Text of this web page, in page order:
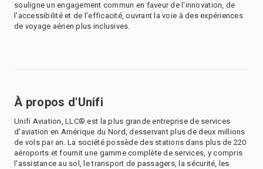
souligne un engagement commun en faveur de l'innovation, de
l'accessibilité et de l'efficacité, ouvrant la voie à des expériences
de voyage aérien plus inclusives.
À propos d'Unifi
Unifi Aviation, LLC® est la plus grande entreprise de services
d'aviation en Amérique du Nord, desservant plus de deux millions
de vols par an. La société possède des stations dans plus de 220
aéroports et fournit une gamme complète de services, y compris
l'assistance au sol, le transport de passagers, la sécurité, les